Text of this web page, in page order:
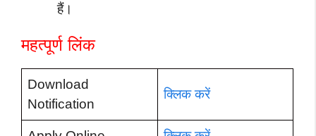
हैं।
महत्पूर्ण लिंक
Download
Notification
क्लिक करें